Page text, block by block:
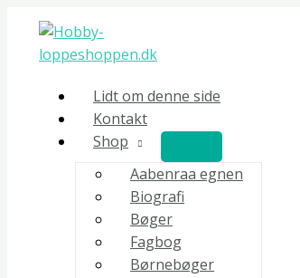
indholdet
Lidt om denne side
Kontakt
Shop
Aabenraa egnen
Biografi
Bøger
Fagbog
Børnebøger